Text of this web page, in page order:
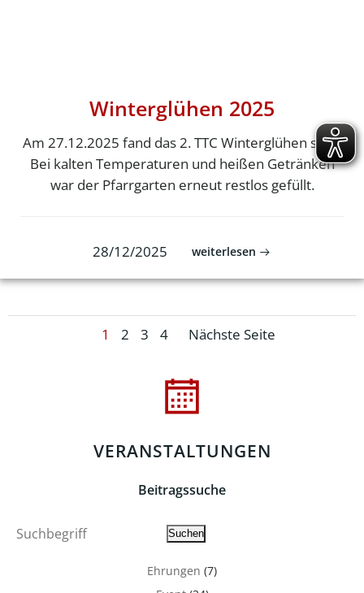
Winterglühen 2025
Am 27.12.2025 fand das 2. TTC Winterglühen statt.
Bei kalten Temperaturen und heißen Getränken
war der Pfarrgarten erneut restlos gefüllt.
28/12/2025 weiterlesen
Posts
navigation
Page
1 Page
2 Page
3 Page
4
Posts
Nächste Seite
VERANSTALTUNGEN
Beitragssuche
Suchen
Ehrungen (7)